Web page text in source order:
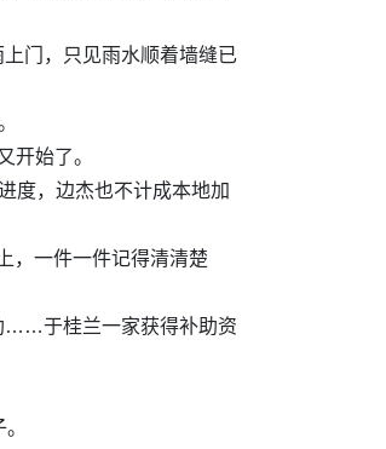
门，只见雨水顺着墙缝已
开始了。
度，边杰也不计成本地加
，一件一件记得清清楚
……于桂兰一家获得补助资